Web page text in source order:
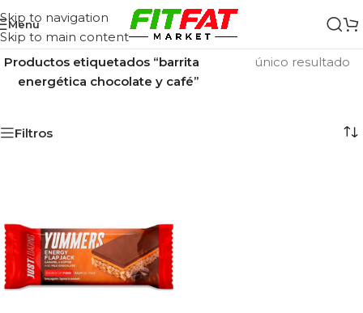
Skip to navigation
Skip to main content
Menu
Inicio/
Productos etiquetados “barrita
energética chocolate y café”
único resultado
Filtros